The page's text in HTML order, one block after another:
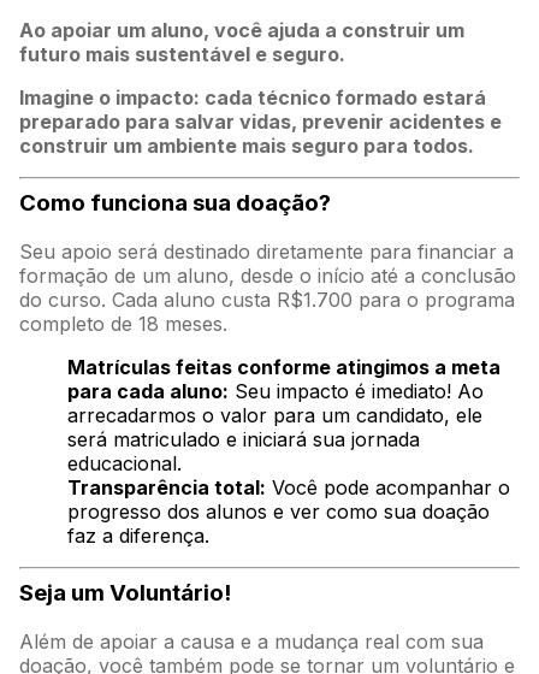
Ao apoiar um aluno, você ajuda a construir um
futuro mais sustentável e seguro.
Imagine o impacto: cada técnico formado estará
preparado para salvar vidas, prevenir acidentes e
construir um ambiente mais seguro para todos.
Como funciona sua doação?
Seu apoio será destinado diretamente para financiar a
formação de um aluno, desde o início até a conclusão
do curso. Cada aluno custa R$1.700 para o programa
completo de 18 meses.
Matrículas feitas conforme atingimos a meta
para cada aluno: Seu impacto é imediato! Ao
arrecadarmos o valor para um candidato, ele
será matriculado e iniciará sua jornada
educacional.
Transparência total: Você pode acompanhar o
progresso dos alunos e ver como sua doação
faz a diferença.
Seja um Voluntário!
Além de apoiar a causa e a mudança real com sua
doação, você também pode se tornar um voluntário e